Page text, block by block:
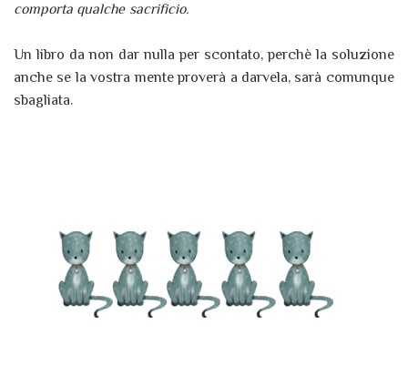
comporta qualche sacrificio.
Un libro da non dar nulla per scontato, perchè la soluzione
anche se la vostra mente proverà a darvela, sarà comunque
sbagliata.